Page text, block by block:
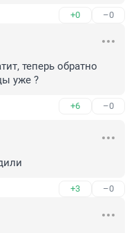
+0 –0
теперь обратно
уже ?
+6 –0
+3 –0